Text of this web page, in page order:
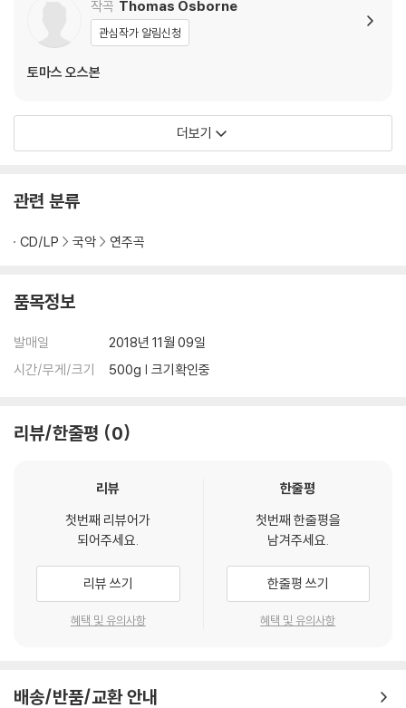
작곡 Thomas Osborne
관심작가 알림신청
토마스 오스본
더보기
관련 분류
CD/LP 국악 연주곡
품목정보
발매일
2018년 11월 09일
시간/무게/크기
500g | 크기확인중
리뷰/한줄평 0
리뷰
첫번째 리뷰어가
되어주세요.
리뷰 쓰기
혜택 및 유의사항
한줄평
첫번째 한줄평을
남겨주세요.
한줄평 쓰기
혜택 및 유의사항
배송/반품/교환 안내